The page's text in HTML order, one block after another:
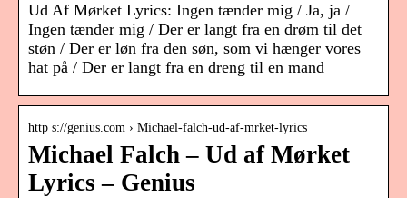
Ud Af Mørket Lyrics: Ingen tænder mig / Ja, ja /
Ingen tænder mig / Der er langt fra en drøm til det
støn / Der er løn fra den søn, som vi hænger vores
hat på / Der er langt fra en dreng til en mand
http s://genius.com › Michael-falch-ud-af-mrket-lyrics
Michael Falch – Ud af Mørket
Lyrics – Genius